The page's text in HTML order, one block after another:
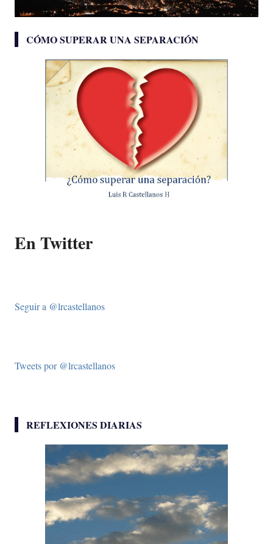
CÓMO SUPERAR UNA SEPARACIÓN
En Twitter
Seguir a @lrcastellanos
Tweets por @lrcastellanos
REFLEXIONES DIARIAS